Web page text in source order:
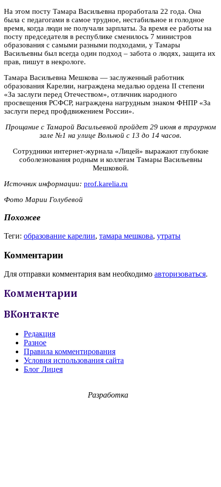
На этом посту Тамара Васильевна проработала 22 года. Она
была с педагогами в самое трудное, нестабильное и голодное
время, когда люди не получали зарплаты. За время ее работы на
посту председателя в республике сменилось 7 министров
образования с самыми разными подходами, у Тамары
Васильевны был всегда один подход – забота о людях, защита их
прав, пишут в некрологе.
Тамара Васильевна Мешкова — заслуженный работник
образования Карелии, награждена медалью ордена II степени
«За заслуги перед Отечеством», отличник народного
просвещения РСФСР, награждена нагрудным знаком ФНПР «За
заслуги перед профдвижением России».
Прощание с Тамарой Васильевной пройдет 29 июня в траурном
зале №1 на улице Вольной с 13 до 14 часов.
Сотрудники интернет-журнала «Лицей» выражают глубокие
соболезнования родным и коллегам Тамары Васильевны
Мешковой.
Источник информации: prof.karelia.ru
Фото Марии Голубевой
Похожее
Теги: образование карелии, тамара мешкова, утраты
Комментарии
Для отправки комментария вам необходимо авторизоваться.
Комментарии
ВКонтакте
Редакция
Разное
Правила комментирования
Условия использования сайта
Блог Лицея
Разработка